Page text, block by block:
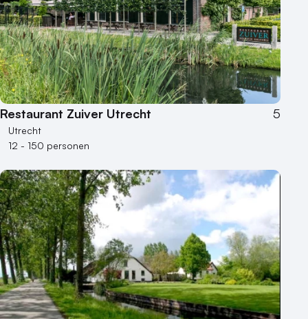
Restaurant Zuiver Utrecht 5
Utrecht
12 - 150 personen